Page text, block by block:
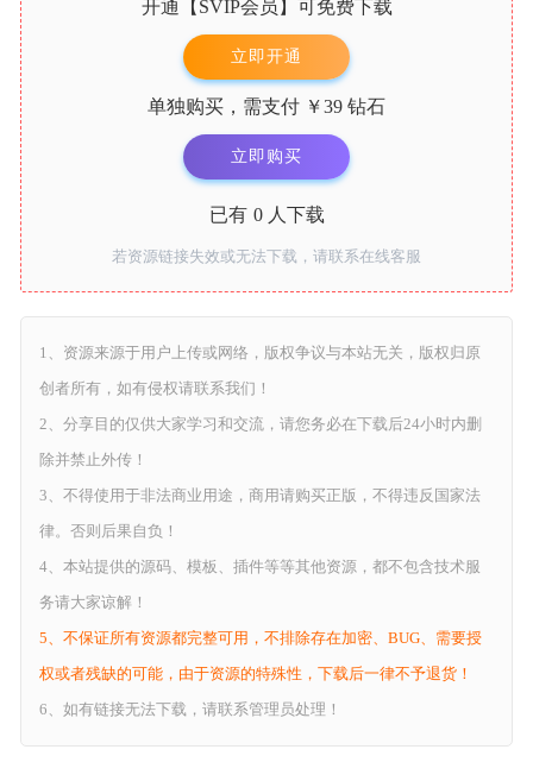
注册 登录
开通【 SVIP会员 】可免费下载
立即开通
单独购买，需支付 ￥39 钻石
立即购买
已有 0 人下载
若资源链接失效或无法下载，请联系在线客服
1、资源来源于用户上传或网络，版权争议与本站无关，版权归原
创者所有，如有侵权请联系我们！
2、分享目的仅供大家学习和交流，请您务必在下载后24小时内删
除并禁止外传！
3、不得使用于非法商业用途，商用请购买正版，不得违反国家法
律。否则后果自负！
4、本站提供的源码、模板、插件等等其他资源，都不包含技术服
务请大家谅解！
5、不保证所有资源都完整可用，不排除存在加密、BUG、需要授
权或者残缺的可能，由于资源的特殊性，下载后一律不予退货！
6、如有链接无法下载，请联系管理员处理！